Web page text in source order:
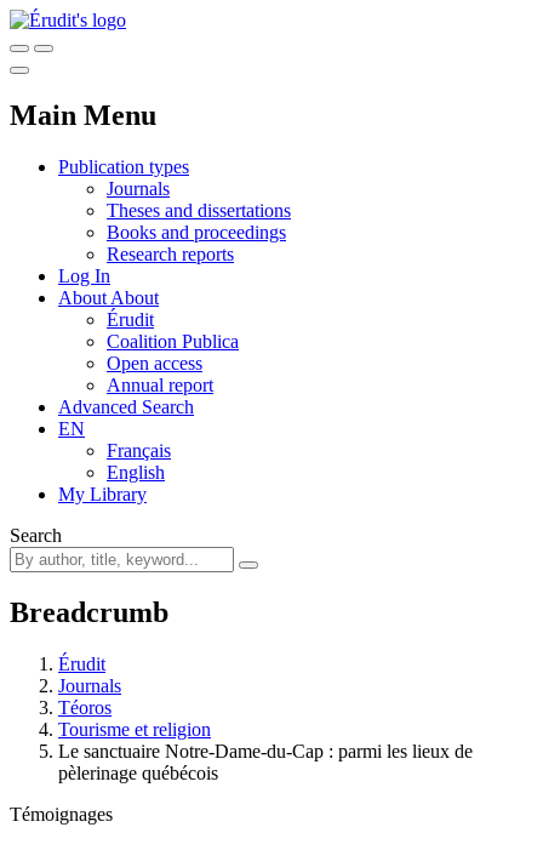
Main Menu
Publication types
Journals
Theses and dissertations
Books and proceedings
Research reports
Log In
About About
Érudit
Coalition Publica
Open access
Annual report
Advanced Search
EN
Français
English
My Library
Search
Breadcrumb
Érudit
Journals
Téoros
Tourisme et religion
Le sanctuaire Notre-Dame-du-Cap : parmi les lieux de
pèlerinage québécois
Témoignages